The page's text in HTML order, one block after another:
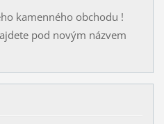
kamenného obchodu !
pod novým názvem